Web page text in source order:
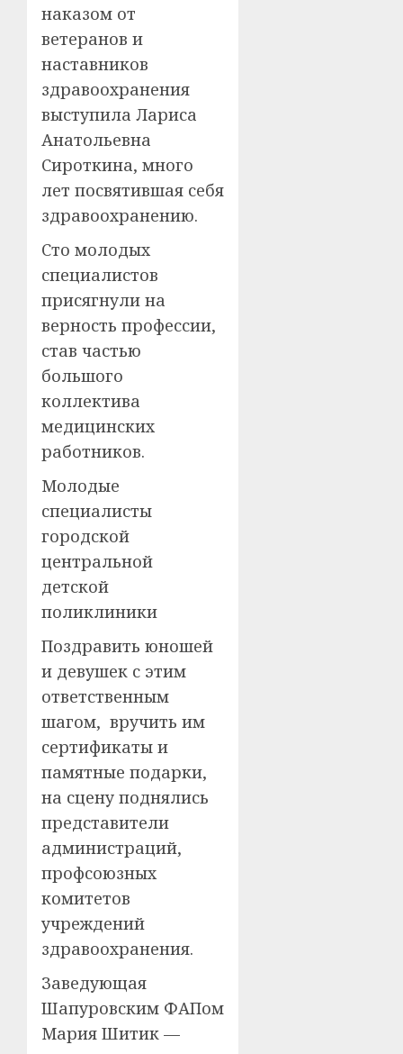
наказом от
ветеранов и
наставников
здравоохранения
выступила Лариса
Анатольевна
Сироткина, много
лет посвятившая себя
здравоохранению.
Сто молодых
специалистов
присягнули на
верность профессии,
став частью
большого
коллектива
медицинских
работников.
Молодые
специалисты
городской
центральной
детской
поликлиники
Поздравить юношей
и девушек с этим
ответственным
шагом, вручить им
сертификаты и
памятные подарки,
на сцену поднялись
представители
администраций,
профсоюзных
комитетов
учреждений
здравоохранения.
Заведующая
Шапуровским ФАПом
Мария Шитик —